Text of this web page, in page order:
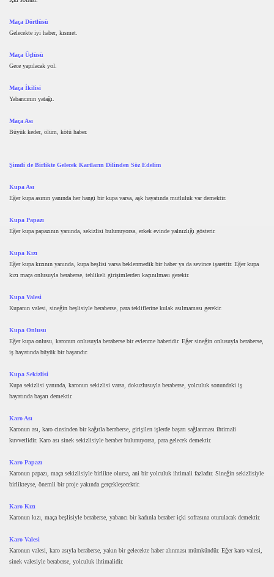
Maça Dörtlüsü
Gelecekte iyi haber, kısmet.
Maça Üçlüsü
Gece yapılacak yol.
Maça İkilisi
Yabancının yatağı.
Maça Ası
Büyük keder, ölüm, kötü haber.
Şimdi de Birlikte Gelecek Kartların Dilinden Söz Edelim
Kupa Ası
Eğer kupa asının yanında her hangi bir kupa varsa, aşk hayatında mutluluk var demektir.
Kupa Papazı
Eğer kupa papazının yanında, sekizlisi bulunuyorsa, erkek evinde yalnızlığı gösterir.
Kupa Kızı
Eğer kupa kızının yanında, kupa beşlisi varsa beklenmedik bir haber ya da sevince işarettir. Eğer kupa
kızı maça onlusuyla beraberse, tehlikeli girişimlerden kaçınılması gerekir.
Kupa Valesi
Kupanın valesi, sineğin beşlisiyle beraberse, para tekliflerine kulak asılmaması gerekir.
Kupa Onlusu
Eğer kupa onlusu, karonun onlusuyla beraberse bir evlenme haberidir. Eğer sineğin onlusuyla beraberse,
iş hayatında büyük bir başarıdır.
Kupa Sekizlisi
Kupa sekizlisi yanında, karonun sekizlisi varsa, dokuzlusuyla beraberse, yolculuk sonundaki iş
hayatında başarı demektir.
Karo Ası
Karonun ası, karo cinsinden bir kağıtla beraberse, girişilen işlerde başarı sağlanması ihtimali
kuvvetlidir. Karo ası sinek sekizlisiyle beraber bulunuyorsa, para gelecek demektir.
Karo Papazı
Karonun papazı, maça sekizlisiyle birlikte olursa, ani bir yolculuk ihtimali fazladır. Sineğin sekizlisiyle
birlikteyse, önemli bir proje yakında gerçekleşecektir.
Karo Kızı
Karonun kızı, maça beşlisiyle beraberse, yabancı bir kadınla beraber içki sofrasına oturulacak demektir.
Karo Valesi
Karonun valesi, karo asıyla beraberse, yakın bir gelecekte haber alınması mümkündür. Eğer karo valesi,
sinek valesiyle beraberse, yolculuk ihtimalidir.